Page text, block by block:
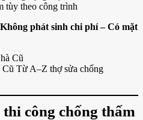
tùy theo công trình
phát sinh chi phí – Có mặt
Từ A–Z thợ sửa chống
công chống thấm